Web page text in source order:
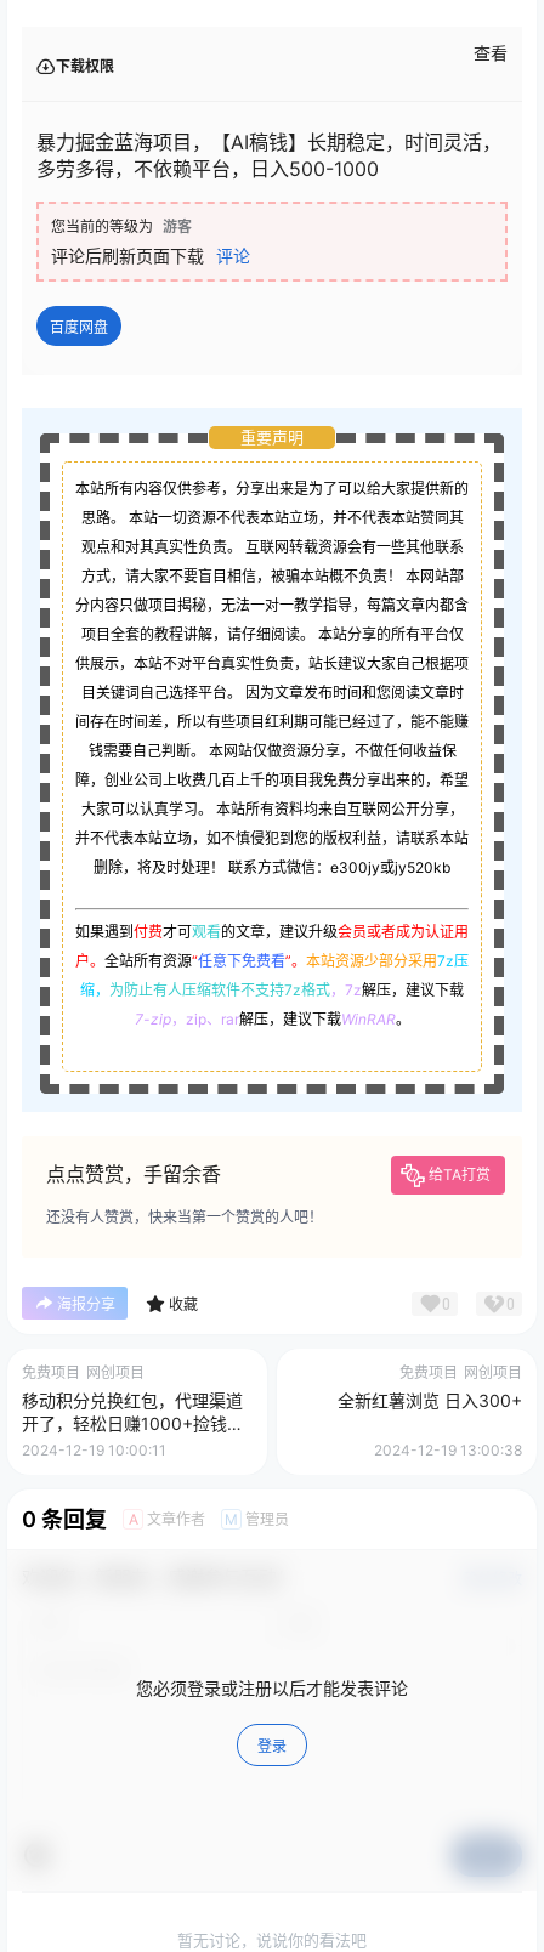
下载权限
查看
暴力掘金蓝海项目，【AI稿钱】长期稳定，时间灵活，
多劳多得，不依赖平台，日入500-1000
您当前的等级为 游客
评论后刷新页面下载 评论
百度网盘
重要声明
本站所有内容仅供参考，分享出来是为了可以给大家提供新的
思路。 本站一切资源不代表本站立场，并不代表本站赞同其
观点和对其真实性负责。 互联网转载资源会有一些其他联系
方式，请大家不要盲目相信，被骗本站概不负责！ 本网站部
分内容只做项目揭秘，无法一对一教学指导，每篇文章内都含
项目全套的教程讲解，请仔细阅读。 本站分享的所有平台仅
供展示，本站不对平台真实性负责，站长建议大家自己根据项
目关键词自己选择平台。 因为文章发布时间和您阅读文章时
间存在时间差，所以有些项目红利期可能已经过了，能不能赚
钱需要自己判断。 本网站仅做资源分享，不做任何收益保
障，创业公司上收费几百上千的项目我免费分享出来的，希望
大家可以认真学习。 本站所有资料均来自互联网公开分享，
并不代表本站立场，如不慎侵犯到您的版权利益，请联系本站
删除，将及时处理！ 联系方式微信：e300jy或jy520kb
如果遇到付费才可观看的文章，建议升级会员或者成为认证用
户。 全站所有资源“任意下免费看”。 本站资源少部分采用7z压
缩， 为防止有人压缩软件不支持7z格式，7z解压，建议下载
7-zip，zip、rar解压，建议下载WinRAR。
点点赞赏，手留余香 给TA打赏
还没有人赞赏，快来当第一个赞赏的人吧！
海报分享 收藏 0 0
免费项目 网创项目
移动积分兑换红包，代理渠道
开了，轻松日赚1000+捡钱项
目！
2024-12-19 10:00:11
免费项目 网创项目
全新红薯浏览 日入300+
2024-12-19 13:00:38
0 条回复 A 文章作者 M 管理员
您必须登录或注册以后才能发表评论
登录
暂无讨论，说说你的看法吧